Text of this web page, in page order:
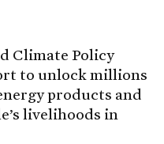
Climate Policy
to unlock millions
products and
livelihoods in